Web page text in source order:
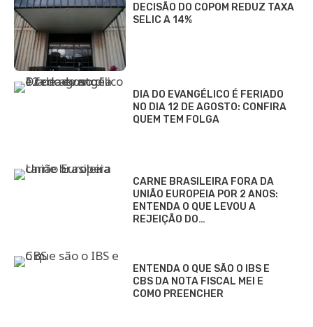
DECISÃO DO COPOM REDUZ TAXA
SELIC A 14%
DIA DO EVANGÉLICO É FERIADO
NO DIA 12 DE AGOSTO: CONFIRA
QUEM TEM FOLGA
CARNE BRASILEIRA FORA DA
UNIÃO EUROPEIA POR 2 ANOS:
ENTENDA O QUE LEVOU A
REJEIÇÃO DO…
ENTENDA O QUE SÃO O IBS E
CBS DA NOTA FISCAL MEI E
COMO PREENCHER